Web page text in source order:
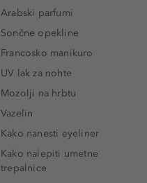
Arabski parfumi
Sončne opekline
Francosko manikuro
UV lak za nohte
Mozolji na hrbtu
Vazelin
Kako nanesti eyeliner
Kako nalepiti umetne
trepalnice